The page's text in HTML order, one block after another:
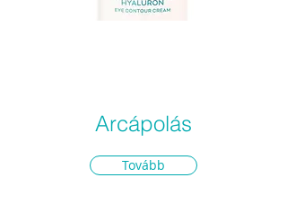
Arcápolás
Tovább